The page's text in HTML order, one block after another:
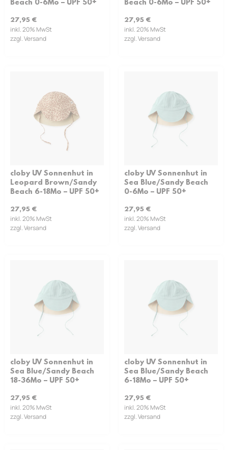
Beach 0-6Mo – UPF 50+
27,95 €
inkl. 20% MwSt
zzgl. Versand
Beach 0-6Mo – UPF 50+
27,95 €
inkl. 20% MwSt
zzgl. Versand
cloby UV Sonnenhut in
Leopard Brown/Sandy
Beach 6-18Mo – UPF 50+
27,95 €
inkl. 20% MwSt
zzgl. Versand
cloby UV Sonnenhut in
Sea Blue/Sandy Beach
0-6Mo – UPF 50+
27,95 €
inkl. 20% MwSt
zzgl. Versand
cloby UV Sonnenhut in
Sea Blue/Sandy Beach
18-36Mo – UPF 50+
27,95 €
inkl. 20% MwSt
zzgl. Versand
cloby UV Sonnenhut in
Sea Blue/Sandy Beach
6-18Mo – UPF 50+
27,95 €
inkl. 20% MwSt
zzgl. Versand